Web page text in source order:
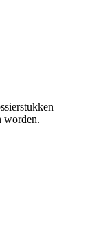
worden.